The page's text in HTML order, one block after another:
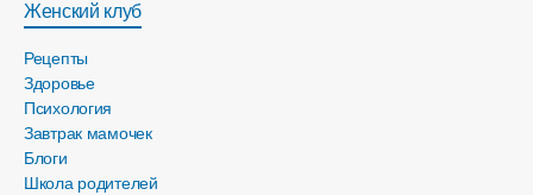
Женский клуб
Рецепты
Здоровье
Психология
Завтрак мамочек
Блоги
Школа родителей